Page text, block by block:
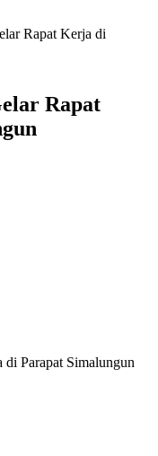
Rapat Kerja di
Rapat
Parapat Simalungun